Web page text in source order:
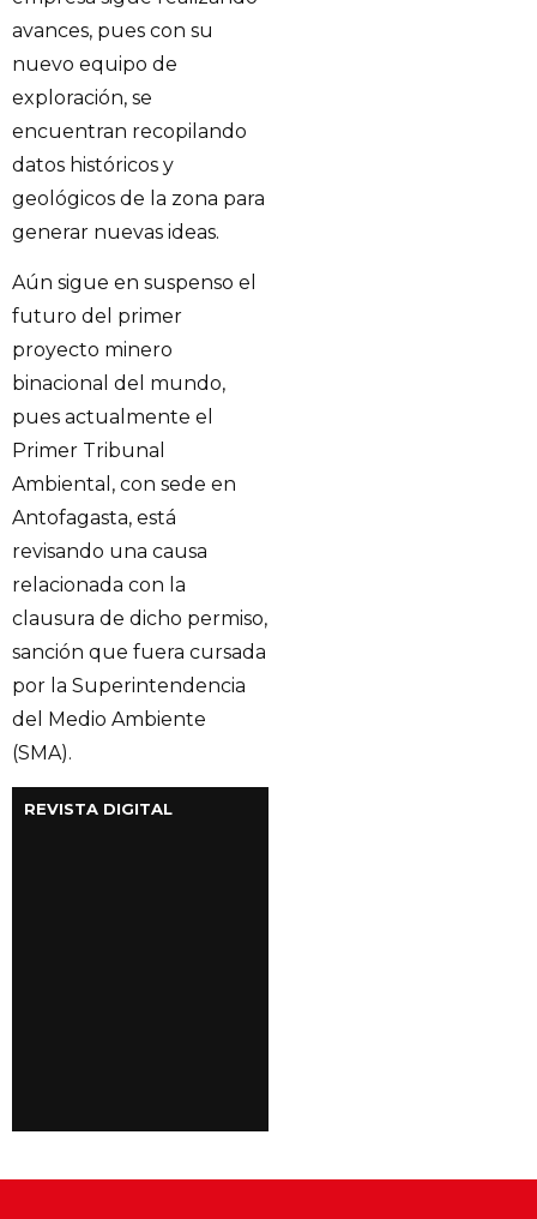
avances, pues con su
nuevo equipo de
exploración, se
encuentran recopilando
datos históricos y
geológicos de la zona para
generar nuevas ideas.
Aún sigue en suspenso el
futuro del primer
proyecto minero
binacional del mundo,
pues actualmente el
Primer Tribunal
Ambiental, con sede en
Antofagasta, está
revisando una causa
relacionada con la
clausura de dicho permiso,
sanción que fuera cursada
por la Superintendencia
del Medio Ambiente
(SMA).
REVISTA DIGITAL